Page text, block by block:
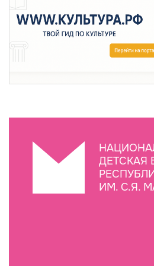
ДЕТСКАЯ
ИМ. С.Я.